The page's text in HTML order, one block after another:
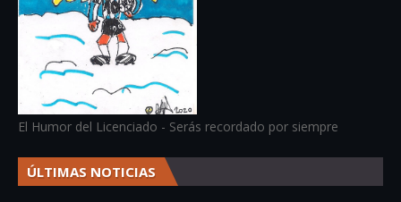
El Humor del Licenciado - Serás recordado por siempre
ÚLTIMAS NOTICIAS